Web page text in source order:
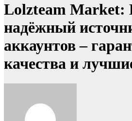
Lolzteam
надёжный
аккаунтов –
качества и